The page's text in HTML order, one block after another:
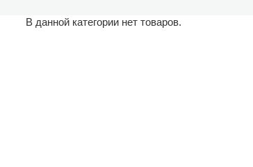
В данной категории нет товаров.